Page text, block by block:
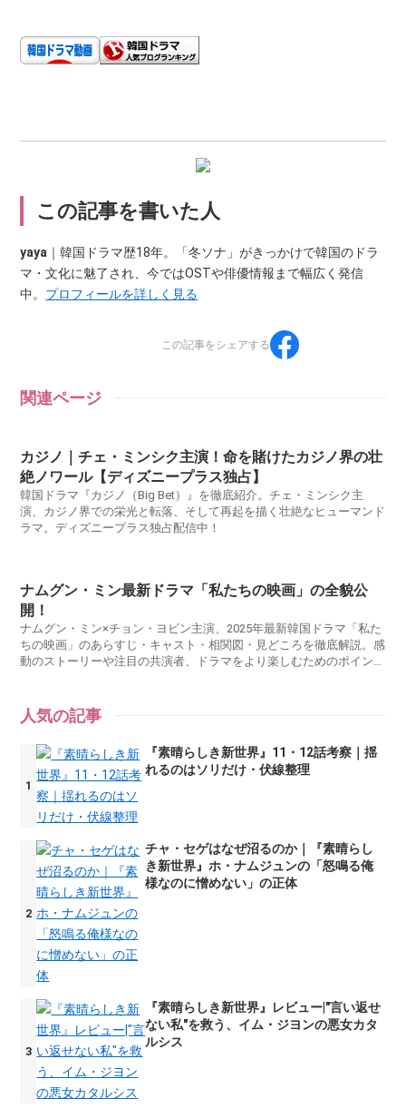
この記事を書いた人
yaya ｜韓国ドラマ歴18年。「冬ソナ」がきっかけで韓国のドラ
マ・文化に魅了され、今ではOSTや俳優情報まで幅広く発信
中。 プロフィールを詳しく見る
この記事をシェアする
関連ページ
カジノ｜チェ・ミンシク主演！命を賭けたカジノ界の壮
絶ノワール【ディズニープラス独占】
韓国ドラマ『カジノ（Big Bet）』を徹底紹介。チェ・ミンシク主
演、カジノ界での栄光と転落、そして再起を描く壮絶なヒューマンド
ラマ。ディズニープラス独占配信中！
ナムグン・ミン最新ドラマ「私たちの映画」の全貌公
開！
ナムグン・ミン×チョン・ヨビン主演、2025年最新韓国ドラマ「私た
ちの映画」のあらすじ・キャスト・相関図・見どころを徹底解説。感
動のストーリーや注目の共演者、ドラマをより楽しむためのポイント
人気の記事
『素晴らしき新世界』11・12話考察｜揺
れるのはソリだけ・伏線整理
チャ・セゲはなぜ沼るのか｜『素晴らし
き新世界』ホ・ナムジュンの「怒鳴る俺
様なのに憎めない」の正体
『素晴らしき新世界』レビュー|"言い返せ
ない私"を救う、イム・ジヨンの悪女カタ
ルシス